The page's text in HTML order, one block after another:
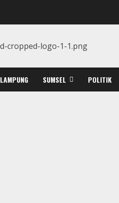
LAMPUNG SUMSEL POLITIK